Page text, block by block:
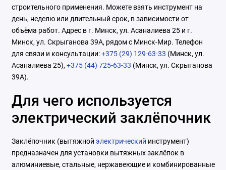
строительного применения. Можете взять инструмент на
день, неделю или длительный срок, в зависимости от
объёма работ. Адрес в г. Минск, ул. Асаналиева 25 и г.
Минск, ул. Скрыганова 39А, рядом с Минск-Мир. Телефон
для связи и консультации:+375 (29) 129-63-33 (Минск, ул.
Асаналиева 25), +375 (44) 725-63-33 (Минск, ул. Скрыганова
39А).
Для чего используется
электрический заклёпочник
Заклёпочник (вытяжной электрический инструмент)
предназначен для установки вытяжных заклёпок в
алюминиевые, стальные, нержавеющие и комбинированные